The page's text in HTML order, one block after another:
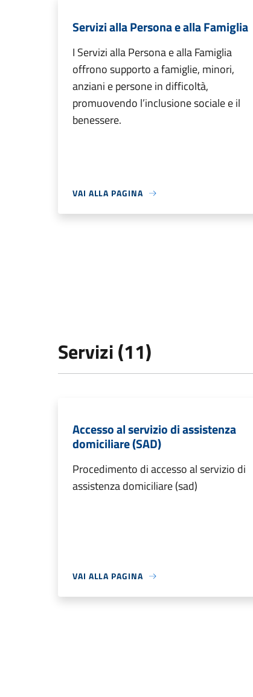
Servizi alla Persona e alla Famiglia
I Servizi alla Persona e alla Famiglia
offrono supporto a famiglie, minori,
anziani e persone in difficoltà,
promuovendo l’inclusione sociale e il
benessere.
VAI ALLA PAGINA
Servizi (11)
Accesso al servizio di assistenza
domiciliare (SAD)
Procedimento di accesso al servizio di
assistenza domiciliare (sad)
VAI ALLA PAGINA